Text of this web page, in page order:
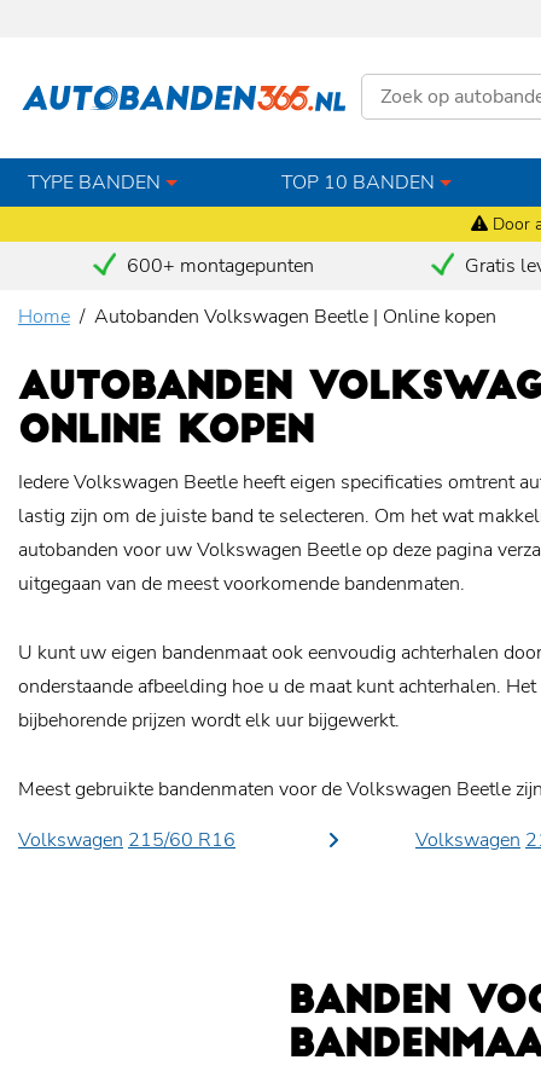
Door
TYPE BANDEN TOP 10 BANDEN
600+ montagepunten Gratis
Home
Autobanden Volkswagen Beetle | Online kopen
AUTOBANDEN
ONLINE KOPEN
Iedere Volkswagen Beetle heeft eigen specificaties omtrent
lastig zijn om de juiste band te selecteren. Om het wat
autobanden voor uw Volkswagen Beetle op deze pagina
uitgegaan van de meest voorkomende bandenmaten.
U kunt uw eigen bandenmaat ook eenvoudig achterhalen
onderstaande afbeelding hoe u de maat kunt achterhalen.
bijbehorende prijzen wordt elk uur bijgewerkt.
Meest gebruikte bandenmaten voor de Volkswagen Beetle
Volkswagen 215/60 R16 Volkswagen
BANDEN